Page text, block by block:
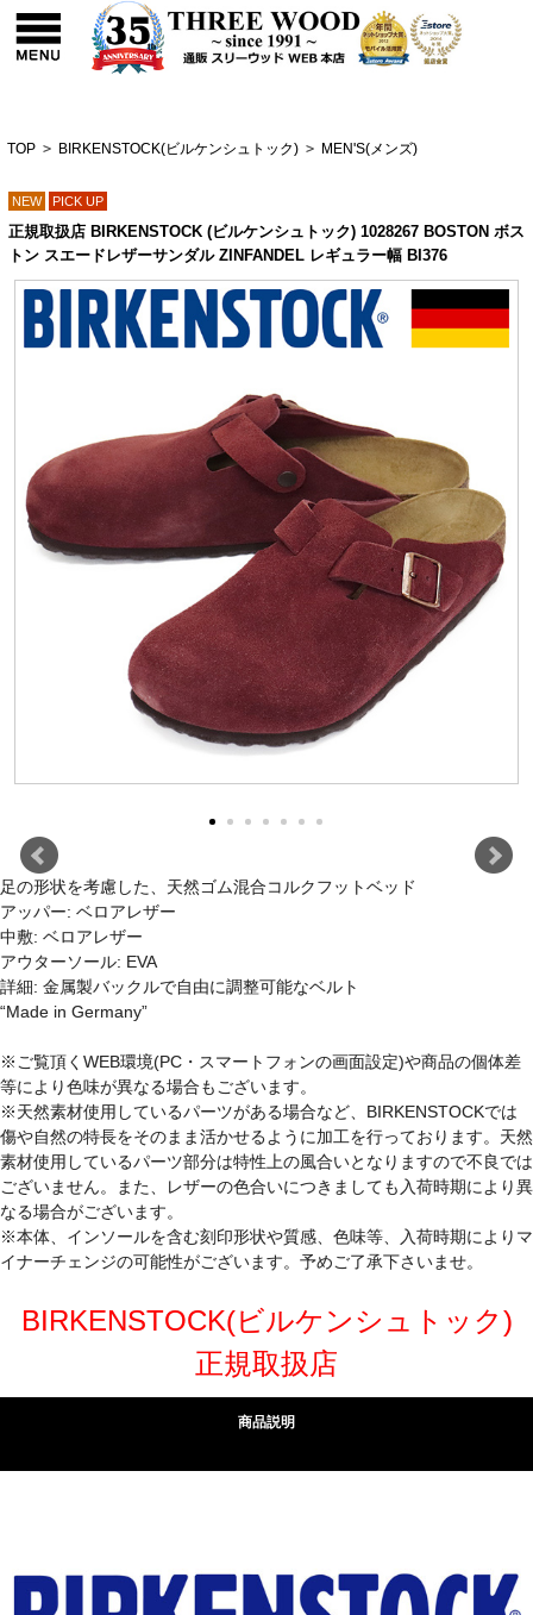
TOP > BIRKENSTOCK(ビルケンシュトック) > MEN'S(メンズ)
NEW PICK UP
正規取扱店 BIRKENSTOCK (ビルケンシュトック) 1028267 BOSTON ボス
トン スエードレザーサンダル ZINFANDEL レギュラー幅 BI376
足の形状を考慮した、天然ゴム混合コルクフットベッド
アッパー: ベロアレザー
中敷: ベロアレザー
アウターソール: EVA
詳細: 金属製バックルで自由に調整可能なベルト
“Made in Germany”
※ご覧頂くWEB環境(PC・スマートフォンの画面設定)や商品の個体差
等により色味が異なる場合もございます。
※天然素材使用しているパーツがある場合など、BIRKENSTOCKでは
傷や自然の特長をそのまま活かせるように加工を行っております。天然
素材使用しているパーツ部分は特性上の風合いとなりますので不良では
ございません。また、レザーの色合いにつきましても入荷時期により異
なる場合がございます。
※本体、インソールを含む刻印形状や質感、色味等、入荷時期によりマ
イナーチェンジの可能性がございます。予めご了承下さいませ。
BIRKENSTOCK(ビルケンシュトック)
正規取扱店
商品説明